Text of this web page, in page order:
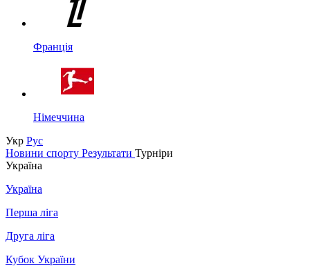
Франція
Німеччина
Укр Рус
Новини спорту Результати Турніри
Україна
Україна
Перша ліга
Друга ліга
Кубок України